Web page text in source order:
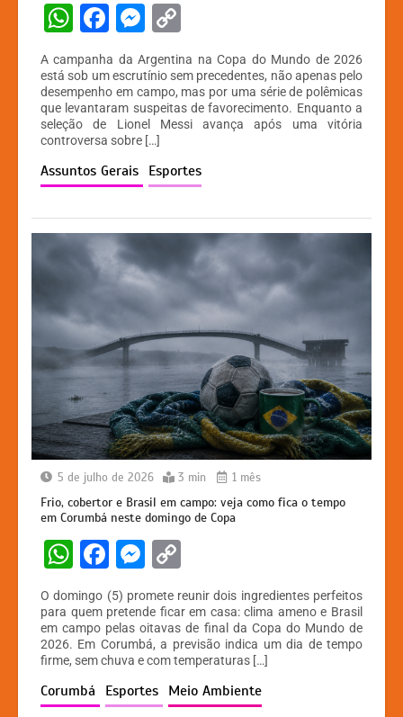
W
at
s
A
p
p
F
a
c
e
b
o
o
k
M
s
s
e
n
g
er
p
y
Li
n
k
A campanha da Argentina na Copa do Mundo de 2026
está sob um escrutínio sem precedentes, não apenas pelo
desempenho em campo, mas por uma série de polêmicas
que levantaram suspeitas de favorecimento. Enquanto a
seleção de Lionel Messi avança após uma vitória
controversa sobre […]
Assuntos Gerais Esportes
5 de julho de 2026 3 min 1 mês
Frio, cobertor e Brasil em campo: veja como fica o tempo
em Corumbá neste domingo de Copa
W
h
at
s
A
p
F
a
c
e
b
o
M
s
s
e
n
p
y
Li
n
O domingo (5) promete reunir dois ingredientes perfeitos
para quem pretende ficar em casa: clima ameno e Brasil
em campo pelas oitavas de final da Copa do Mundo de
2026. Em Corumbá, a previsão indica um dia de tempo
firme, sem chuva e com temperaturas […]
Corumbá Esportes Meio Ambiente